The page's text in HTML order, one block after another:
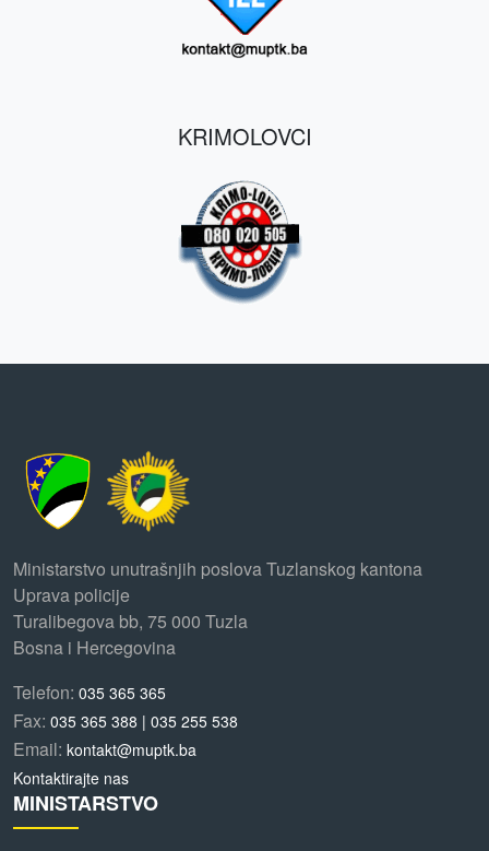
KRIMOLOVCI
Ministarstvo unutrašnjih poslova Tuzlanskog kantona
Uprava policije
Turalibegova bb, 75 000 Tuzla
Bosna i Hercegovina
Telefon: 035 365 365
Fax: 035 365 388 | 035 255 538
Email: kontakt@muptk.ba
Kontaktirajte nas
MINISTARSTVO